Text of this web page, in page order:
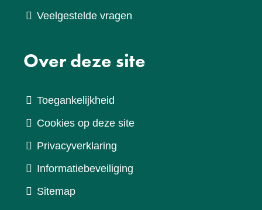
Veelgestelde vragen
Over deze site
Toegankelijkheid
Cookies op deze site
Privacyverklaring
Informatiebeveiliging
Sitemap